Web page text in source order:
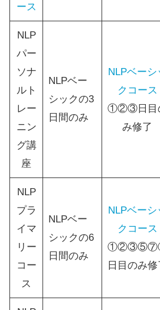
ース
NLP
パー
ソナ
ルト
レー
ニン
グ講
座
NLPベー
シックの3
日間のみ
NLPベーシ
クコース
①②③日目
み修了
NLP
プラ
イマ
リー
コー
ス
NLPベー
シックの6
日間のみ
NLPベーシ
クコース
日目のみ修